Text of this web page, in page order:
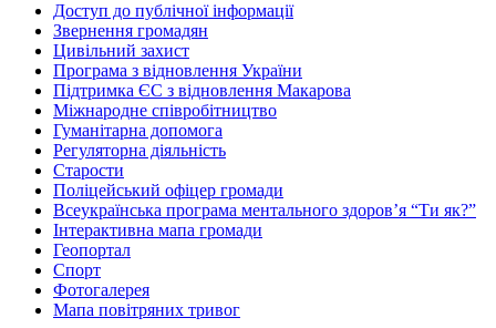
Доступ до публічної інформації
Звернення громадян
Цивільний захист
Програма з відновлення України
Підтримка ЄС з відновлення Макарова
Міжнародне співробітництво
Гуманітарна допомога
Регуляторна діяльність
Старости
Поліцейський офіцер громади
Всеукраїнська програма ментального здоров’я “Ти як?”
Інтерактивна мапа громади
Геопортал
Спорт
Фотогалерея
Мапа повітряних тривог